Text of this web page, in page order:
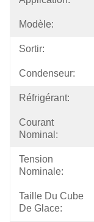
Modèle:
Sortir:
Condenseur:
Réfrigérant:
Courant
Nominal:
Tension
Nominale:
Taille Du Cube
De Glace: